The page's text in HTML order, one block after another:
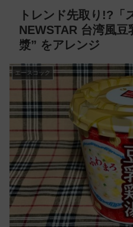
トレンド先取り!?「
NEWSTAR 台湾風
漿” をアレンジ
エースコック